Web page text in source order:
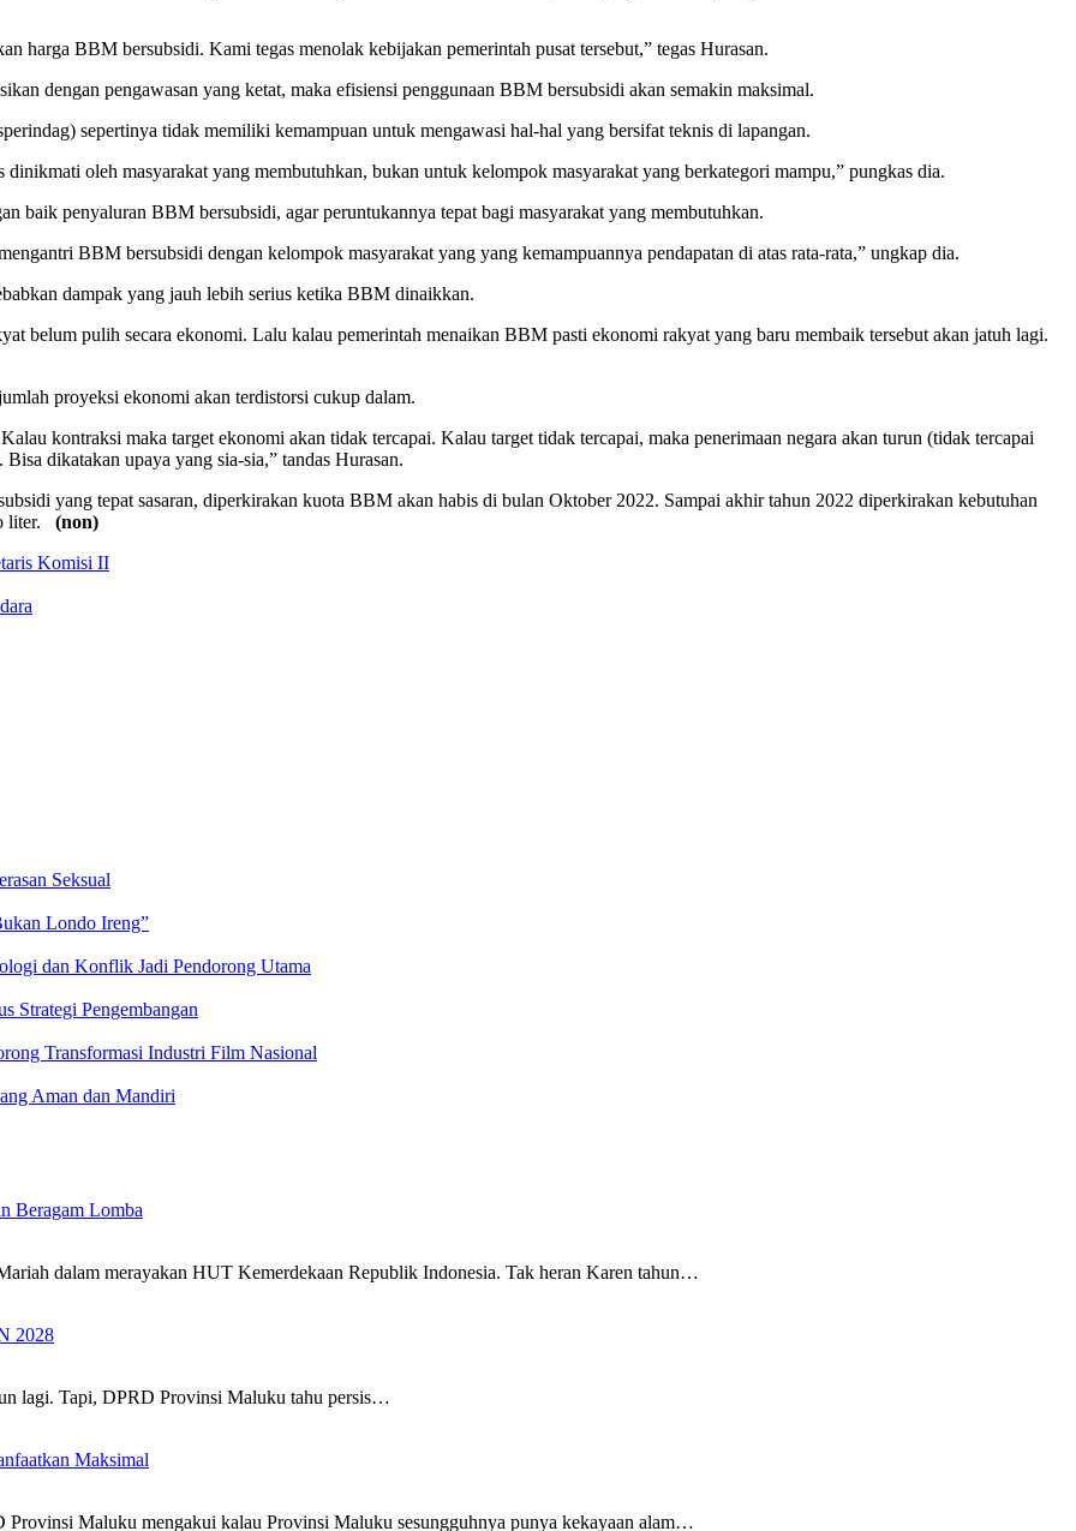
harga BBM bersubsidi. Kami tegas menolak kebijakan pemerintah pusat tersebut,” tegas Hurasan.
dengan pengawasan yang ketat, maka efisiensi penggunaan BBM bersubsidi akan semakin maksimal.
sepertinya tidak memiliki kemampuan untuk mengawasi hal-hal yang bersifat teknis di lapangan.
oleh masyarakat yang membutuhkan, bukan untuk kelompok masyarakat yang berkategori mampu,” pungkas dia.
baik penyaluran BBM bersubsidi, agar peruntukannya tepat bagi masyarakat yang membutuhkan.
BBM bersubsidi dengan kelompok masyarakat yang yang kemampuannya pendapatan di atas rata-rata,” ungkap dia.
dampak yang jauh lebih serius ketika BBM dinaikkan.
belum pulih secara ekonomi. Lalu kalau pemerintah menaikan BBM pasti ekonomi rakyat yang baru membaik tersebut akan jatuh lagi.
proyeksi ekonomi akan terdistorsi cukup dalam.
kontraksi maka target ekonomi akan tidak tercapai. Kalau target tidak tercapai, maka penerimaan negara akan turun (tidak tercapai
dikatakan upaya yang sia-sia,” tandas Hurasan.
yang tepat sasaran, diperkirakan kuota BBM akan habis di bulan Oktober 2022. Sampai akhir tahun 2022 diperkirakan kebutuhan
liter. (non)
Komisi II
Seksual
Londo Ireng”
dan Konflik Jadi Pendorong Utama
Strategi Pengembangan
Transformasi Industri Film Nasional
Aman dan Mandiri
Beragam Lomba
dalam merayakan HUT Kemerdekaan Republik Indonesia. Tak heran Karen tahun…
2028
lagi. Tapi, DPRD Provinsi Maluku tahu persis…
Maksimal
Maluku mengakui kalau Provinsi Maluku sesungguhnya punya kekayaan alam…